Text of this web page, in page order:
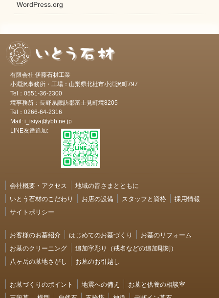
WordPress.org
有限会社 伊藤石材工業
小淵沢事務所・工場：山梨県北杜市小淵沢町797
Tel：0551-36-2300
境事務所：長野県諏訪郡富士見町境8205
Tel：0266-64-2316
Mail: i_isiya@ybb.ne.jp
LINE友達追加:
会社概要・アクセス
地域の皆さまとともに
いとう石材のこだわり
お店の設備 スタッフと資格
採用情報
サイトポリシー
お客様のお墓紹介 はじめてのお墓づくり
お墓のリフォーム
お墓のクリーニング
追加字彫り（戒名などの追加彫刻）
八ヶ岳の墓地さがし
お墓のお引越し
お墓づくりのポイント 地震への備え
お墓と供養の相談室